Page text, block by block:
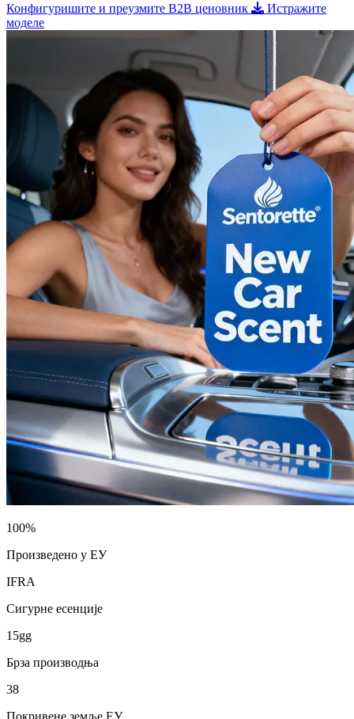
Конфигуришите и преузмите B2B ценовник
Истражите
моделе
100%
Произведено у ЕУ
IFRA
Сигурне есенције
15gg
Брза производња
38
Покривене земље ЕУ